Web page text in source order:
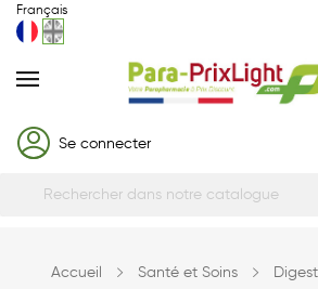
Français
Se connecter
Accueil Santé et Soins